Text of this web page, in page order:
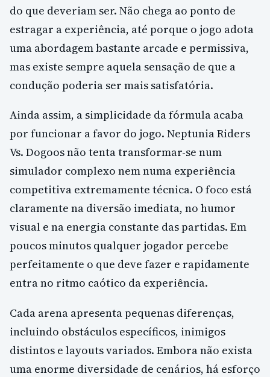
do que deveriam ser. Não chega ao ponto de
estragar a experiência, até porque o jogo adota
uma abordagem bastante arcade e permissiva,
mas existe sempre aquela sensação de que a
condução poderia ser mais satisfatória.
Ainda assim, a simplicidade da fórmula acaba
por funcionar a favor do jogo. Neptunia Riders
Vs. Dogoos não tenta transformar-se num
simulador complexo nem numa experiência
competitiva extremamente técnica. O foco está
claramente na diversão imediata, no humor
visual e na energia constante das partidas. Em
poucos minutos qualquer jogador percebe
perfeitamente o que deve fazer e rapidamente
entra no ritmo caótico da experiência.
Cada arena apresenta pequenas diferenças,
incluindo obstáculos específicos, inimigos
distintos e layouts variados. Embora não exista
uma enorme diversidade de cenários, há esforço